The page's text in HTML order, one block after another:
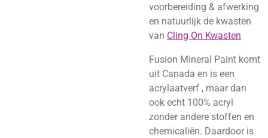
voorbereiding & afwerking
en natuurlijk de kwasten
van Cling On Kwasten
Fusion Mineral Paint komt
uit Canada en is een
acrylaatverf , maar dan
ook echt 100% acryl
zonder andere stoffen en
chemicaliën. Daardoor is